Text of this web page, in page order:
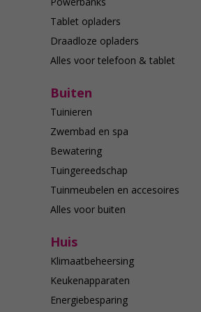
Tablet opladers
Draadloze opladers
Alles voor telefoon & tablet
Buiten
Tuinieren
Zwembad en spa
Bewatering
Tuingereedschap
Tuinmeubelen en accesoires
Alles voor buiten
Huis
Klimaatbeheersing
Keukenapparaten
Energiebesparing